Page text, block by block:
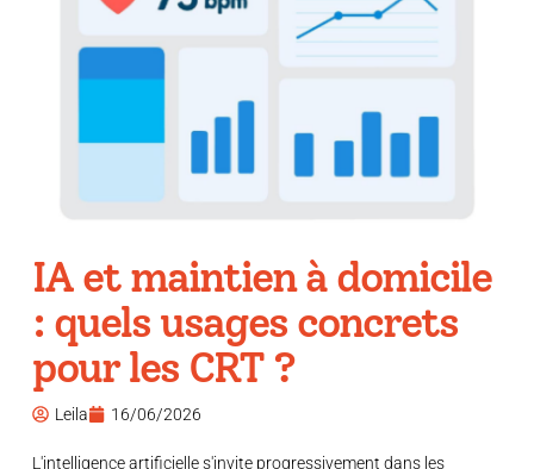
IA et maintien à domicile
: quels usages concrets
pour les CRT ?
Leila 16/06/2026
L'intelligence artificielle s'invite progressivement dans les